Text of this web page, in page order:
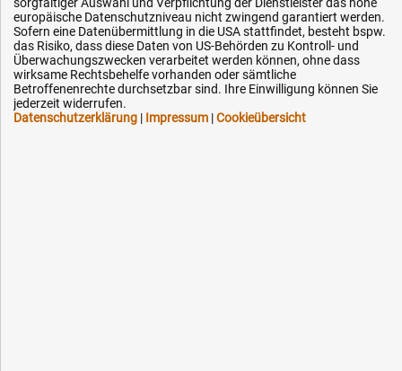
Karriere
OEM-Ersatzteile
Technik-Hilfe
Downloads
Kontakt
europäische Datenschutzniveau nicht zwingend garantiert werden.
Sofern eine Datenübermittlung in die USA stattfindet, besteht bspw.
das Risiko, dass diese Daten von US-Behörden zu Kontroll- und
Überwachungszwecken verarbeitet werden können, ohne dass
wirksame Rechtsbehelfe vorhanden oder sämtliche
Betroffenenrechte durchsetzbar sind. Ihre Einwilligung können Sie
jederzeit widerrufen.
Datenschutzerklärung | Impressum |Cookieübersicht